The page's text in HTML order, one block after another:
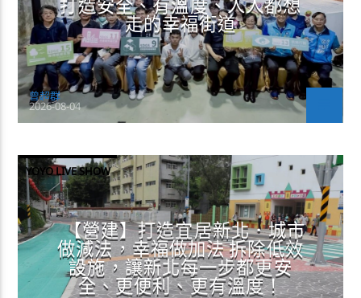
打造安全、有溫度、人人都想
走的幸福街道
曾超群
2026-08-04
YOYO LIVE SHOW
【營建】打造宜居新北．城市
做減法，幸福做加法 拆除低效
設施，讓新北每一步都更安
全、更便利、更有溫度！